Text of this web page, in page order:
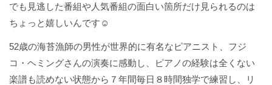
でも見逃した番組や人気番組の面白い箇所だけ見られるのは
ちょっと嬉しいんです☺️
52歳の海苔漁師の男性が世界的に有名なピアニスト、フジ
コ・ヘミングさんの演奏に感動し、ピアノの経験は全くない
楽譜も読めない状態から７年間毎日８時間独学で練習し、リ